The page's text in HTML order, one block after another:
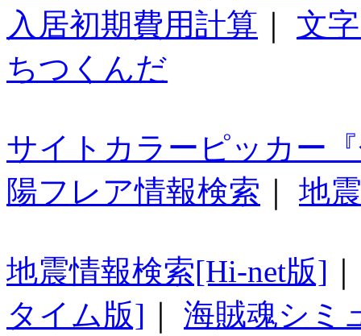
入居初期費用計算
文
ちつくんだ
サイトカラーピッカー
陽フレア情報検索
地
地震情報検索[Hi-net版]
タイム版]
海賊魂シミ